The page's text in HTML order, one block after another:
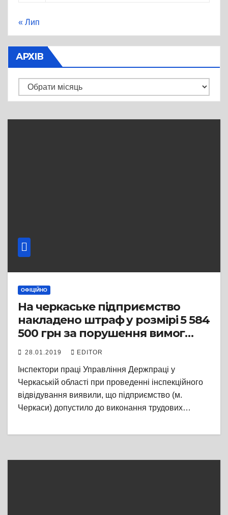
« Лип
АРХІВ
Архів
ОФІЦІЙНО
На черкаське підприємство
накладено штраф у розмірі 5 584
500 грн за порушення вимог
законодавства про працю
28.01.2019 EDITOR
Інспектори праці Управління Держпраці у
Черкаській області при проведенні інспекційного
відвідування виявили, що підприємство (м.
Черкаси) допустило до виконання трудових…